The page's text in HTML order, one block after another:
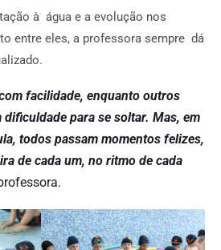
à água e a evolução nos
entre eles, a professora sempre dá
facilidade, enquanto outros
dificuldade para se soltar. Mas, em
todos passam momentos felizes,
de cada um, no ritmo de cada